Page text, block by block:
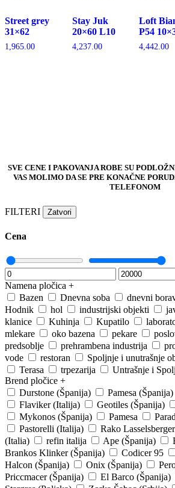
Street grey
31×62
1,965.00
Stay Juk
20×60 L10
4,237.00
Loft
P54
4,442.00
SVE CENE I PAKOVANJA ROBE SU
VAS MOLIMO DA SE PRE KONAČNE
TELEFONOM
FILTERI Zatvori
Cena
Namena pločica +
Bazen
Dnevna soba dnevni
Hodnik
hol industrijski objekti
klanice
Kuhinja Kupatilo
mlekare
oko bazena pekare
predsoblje
prehrambena industrija
vode
restoran Spoljnje i unutrašnje
Terasa
trpezarija
Untrašnje i
Brend pločice +
Durstone (Španija)
Pamesa (Španija)
Flaviker (Italija)
Geotiles (Španija)
Mykonos (Španija)
Pamesa
Pastorelli (Italija)
Rako
(Italia)
refin italija Ape (Španija)
Brankos Klinker (Španija)
Codicer 95
Halcon (Španija)
Onix (Španija)
Priccmacer (Španija)
El Barco (Španija)